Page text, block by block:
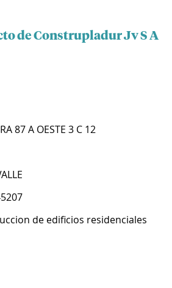
de Construpladur Jv S A
87 A OESTE 3 C 12
de edificios residenciales